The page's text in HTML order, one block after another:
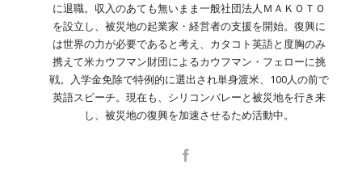
に退職。収入のあても無いまま一般社団法人ＭＡＫＯＴＯ
を設立し、被災地の起業家・経営者の支援を開始。復興に
は世界の力が必要であると考え、カタコト英語と度胸のみ
携えて米カウフマン財団によるカウフマン・フェローに挑
戦。入学金免除で特例的に選出され単身渡米、100人の前で
英語スピーチ。現在も、シリコンバレーと被災地を行き来
し、被災地の復興を加速させるため活動中。